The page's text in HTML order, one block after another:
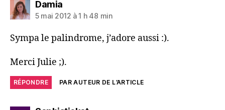
Damiadit :
5 mai 2012 à 1 h 48 min
Sympa le palindrome, j’adore aussi :).
Merci Julie ;).
RÉPONDRE PAR AUTEUR DE L’ARTICLE